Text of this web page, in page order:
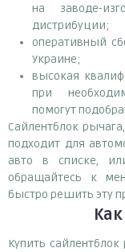
на заводе-
дистрибуции;
оперативный
Украине;
высокая
при
помогут
Сайлентблок рычага,
подходит для
авто в списке,
обращайтесь к
быстро решить эту
Купить сайлентблок